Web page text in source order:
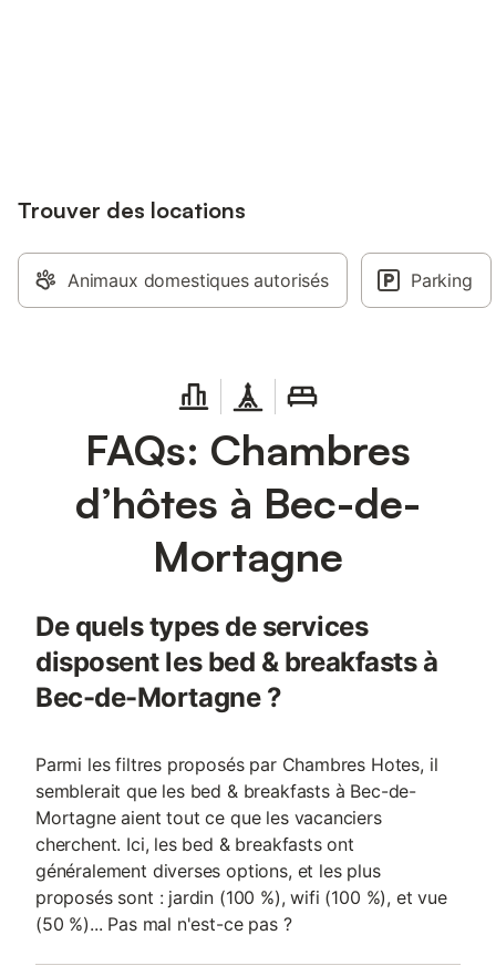
Trouver des locations
Animaux domestiques autorisés Parking
FAQs: Chambres
d’hôtes à Bec-de-
Mortagne
De quels types de services
disposent les bed & breakfasts à
Bec-de-Mortagne ?
Parmi les filtres proposés par Chambres Hotes, il
semblerait que les bed & breakfasts à Bec-de-
Mortagne aient tout ce que les vacanciers
cherchent. Ici, les bed & breakfasts ont
généralement diverses options, et les plus
proposés sont : jardin (100 %), wifi (100 %), et vue
(50 %)... Pas mal n'est-ce pas ?